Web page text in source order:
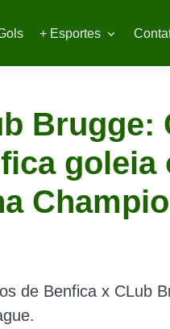
+ Esportes
Brugge:
goleia
de Benfica x CLub